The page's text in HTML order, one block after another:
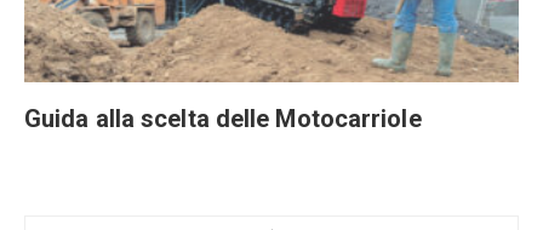
Guida alla scelta delle Motocarriole